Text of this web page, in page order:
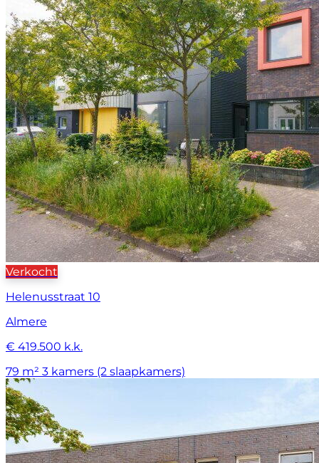
Verkocht
Helenusstraat 10
Almere
€ 419.500 k.k.
79 m² 3 kamers (2 slaapkamers)